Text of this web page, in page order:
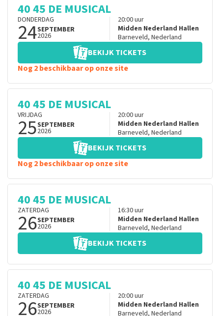
40 45 DE MUSICAL
DONDERDAG
24SEPTEMBER
2026
20:00uur
Midden Nederland Hallen
Barneveld, Nederland
BEKIJK TICKETS
Nog 2 beschikbaar op onze site
40 45 DE MUSICAL
VRIJDAG
25SEPTEMBER
2026
20:00uur
Midden Nederland Hallen
Barneveld, Nederland
BEKIJK TICKETS
Nog 2 beschikbaar op onze site
40 45 DE MUSICAL
ZATERDAG
26SEPTEMBER
2026
16:30uur
Midden Nederland Hallen
Barneveld, Nederland
BEKIJK TICKETS
40 45 DE MUSICAL
ZATERDAG
26SEPTEMBER
2026
20:00uur
Midden Nederland Hallen
Barneveld, Nederland